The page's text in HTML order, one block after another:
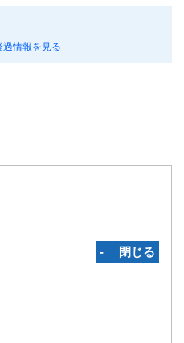
過情報を見る
‐ 閉じる